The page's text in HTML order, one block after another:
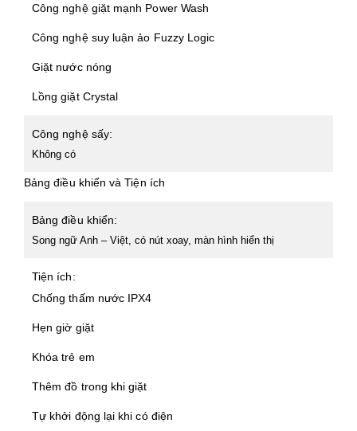
Công nghệ giặt mạnh Power Wash
Công nghệ suy luận ảo Fuzzy Logic
Giặt nước nóng
Lồng giặt Crystal
Công nghệ sấy:
Không có
Bảng điều khiển và Tiện ích
Bảng điều khiển:
Song ngữ Anh – Việt, có nút xoay, màn hình hiển thị
Tiện ích:
Chống thấm nước IPX4
Hẹn giờ giặt
Khóa trẻ em
Thêm đồ trong khi giặt
Tự khởi động lại khi có điện